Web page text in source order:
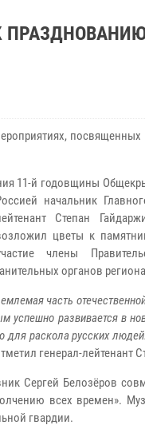
11-й годовщины
начальник
Степан
цветы к
члены
органов
часть
развивается в
раскола русских
генерал-лейтенант
Сергей Белозёров
всех времен».
гвардии.